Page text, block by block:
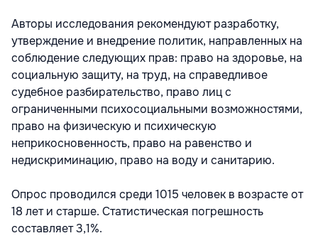
Авторы исследования рекомендуют разработку,
утверждение и внедрение политик, направленных на
соблюдение следующих прав: право на здоровье, на
социальную защиту, на труд, на справедливое
судебное разбирательство, право лиц с
ограниченными психосоциальными возможностями,
право на физическую и психическую
неприкосновенность, право на равенство и
недискриминацию, право на воду и санитарию.
Опрос проводился среди 1015 человек в возрасте от
18 лет и старше. Статистическая погрешность
составляет 3,1%.